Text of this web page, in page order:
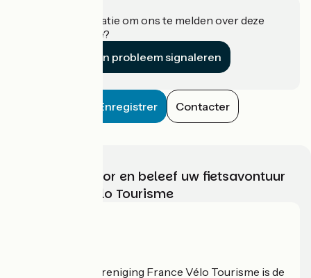
Heeft u informatie om ons te melden over deze
accommodatie?
Een probleem signaleren
Enregistrer Contacter
Kies, bereid voor en beleef uw fietsavontuur
met France Vélo Tourisme
De nationale vereniging France Vélo Tourisme is de